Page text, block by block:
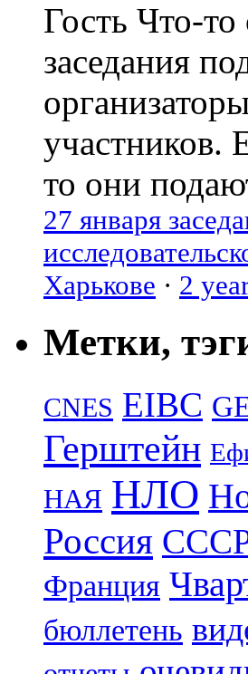
Гость Что-то
заседания
участников.
то они
27 января
Харькове · 2
Метки,
CNES EIBC
Герштейн
НАЯ НЛО
Россия
Франция
бюллетень